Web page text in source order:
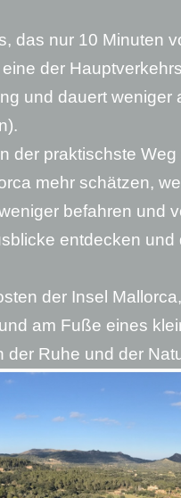
das nur 10 Minuten
der
und dauert weniger
der praktischste
mehr schätzen,
befahren und
entdecken
der Insel
am Fuße eines
der Ruhe und der